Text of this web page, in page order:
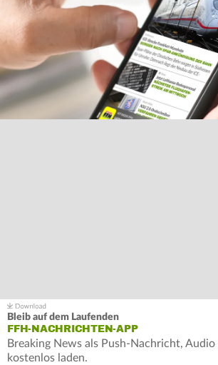
Bleib auf dem Laufenden
FFH-NACHRICHTEN-APP
Breaking News als Push-Nachricht,
kostenlos laden.